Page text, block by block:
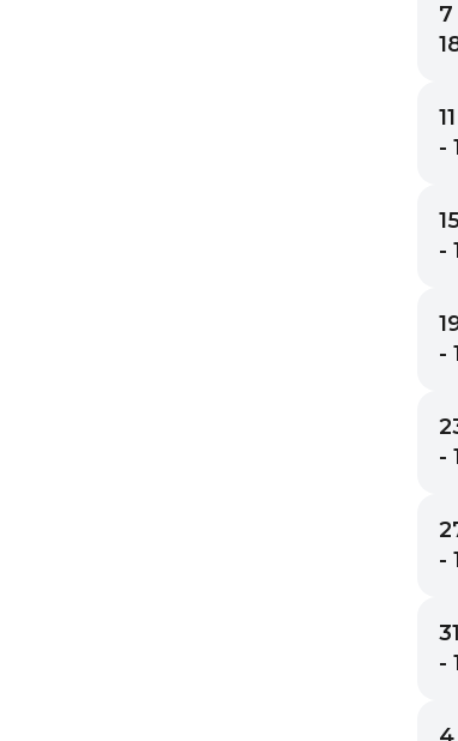
7
-
-
-
-
-
-